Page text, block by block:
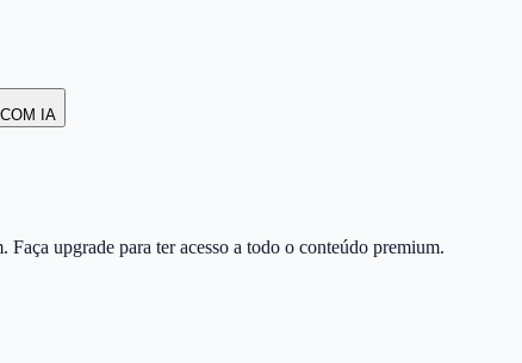
IA
upgrade para ter acesso a todo o conteúdo premium.